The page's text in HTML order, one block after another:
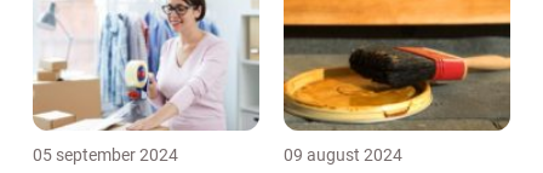
05 september 2024 09 august 2024